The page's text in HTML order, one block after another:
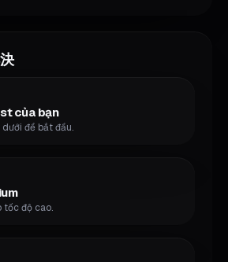
của bạn
để bắt đầu.
tốc độ cao.